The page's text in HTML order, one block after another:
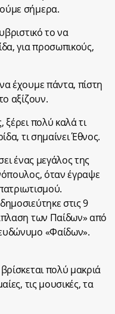
σήμερα.
το να
για προσωπικούς,
έχουμε πάντα, πίστη
αξίζουν.
ξέρει πολύ καλά τι
τι σημαίνει Έθνος.
ένας μεγάλος της
όταν έγραψε
στις 9
των Παίδων» από
«Φαίδων».
πολύ μακριά
τις μουσικές, τα